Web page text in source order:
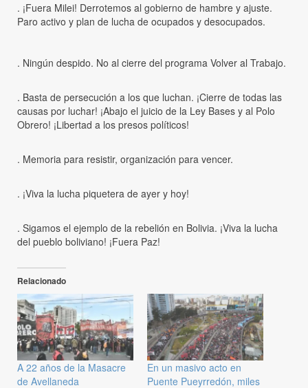
. ¡Fuera Milei! Derrotemos al gobierno de hambre y ajuste.
Paro activo y plan de lucha de ocupados y desocupados.
. Ningún despido. No al cierre del programa Volver al Trabajo.
. Basta de persecución a los que luchan. ¡Cierre de todas las
causas por luchar! ¡Abajo el juicio de la Ley Bases y al Polo
Obrero! ¡Libertad a los presos políticos!
. Memoria para resistir, organización para vencer.
. ¡Viva la lucha piquetera de ayer y hoy!
. Sigamos el ejemplo de la rebelión en Bolivia. ¡Viva la lucha
del pueblo boliviano! ¡Fuera Paz!
Relacionado
A 22 años de la Masacre
de Avellaneda
En un masivo acto en
Puente Pueyrredón, miles